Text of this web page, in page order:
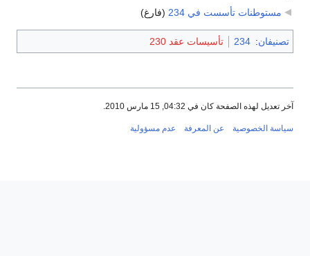
مستوطنات تأسست في 234 (فارغ)
تصنيفان:
234 تأسيسات عقد 230
آخر تعديل لهذه الصفحة كان في 04:32, 15 مارس 2010.
سياسة الخصوصية عن المعرفة عدم مسؤولية